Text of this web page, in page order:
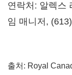
연락처: 알렉스
임 매니저,
출처: Royal